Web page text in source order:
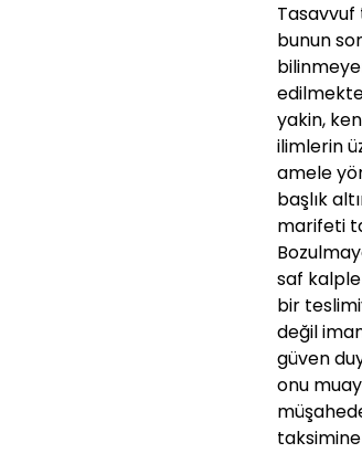
Tasavvuf
bunun
yakin,
ilimlerin
amele
başlık
marifeti
saf
bir
değil
güven
onu